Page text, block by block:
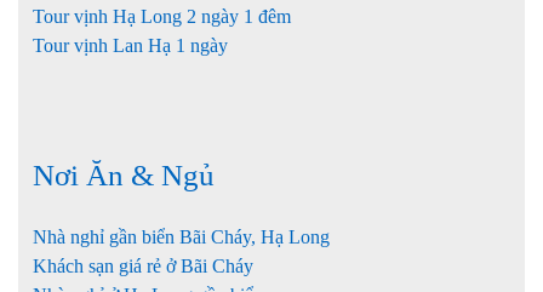
Tour vịnh Hạ Long 2 ngày 1 đêm
Tour vịnh Lan Hạ 1 ngày
Nơi Ăn & Ngủ
Nhà nghỉ gần biển Bãi Cháy, Hạ Long
Khách sạn giá rẻ ở Bãi Cháy